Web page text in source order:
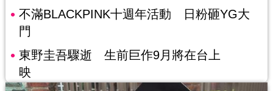
不滿BLACKPINK十週年活動 日粉砸YG大
門
東野圭吾驟逝 生前巨作9月將在台上
映